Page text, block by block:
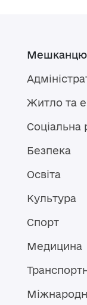
Мешканцю
Житло та
Соціальна
Безпека
Освіта
Культура
Спорт
Медицина